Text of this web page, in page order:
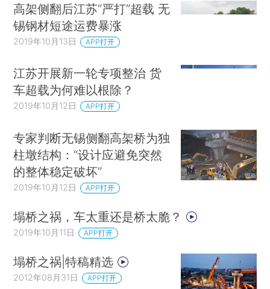
高架侧翻后江苏“严打”超载 无
锡钢材短途运费暴涨
2019年10月13日 APP打开
江苏开展新一轮专项整治 货
车超载为何难以根除？
2019年10月12日 APP打开
专家判断无锡侧翻高架桥为独
柱墩结构：“设计应避免突然
的整体稳定破坏”
2019年10月12日 APP打开
塌桥之祸，车太重还是桥太脆？
2019年10月11日 APP打开
塌桥之祸|特稿精选
2012年08月31日 APP打开